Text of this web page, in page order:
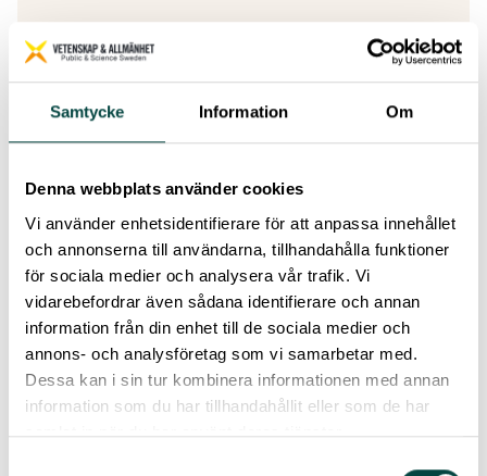
Samtycke Information Om
Denna webbplats använder cookies
Vi använder enhetsidentifierare för att anpassa innehållet
och annonserna till användarna, tillhandahålla funktioner
för sociala medier och analysera vår trafik. Vi
vidarebefordrar även sådana identifierare och annan
information från din enhet till de sociala medier och
annons- och analysföretag som vi samarbetar med.
Dessa kan i sin tur kombinera informationen med annan
information som du har tillhandahållit eller som de har
samlat in när du har använt deras tjänster.
As a Researcher, I mainly work with Public &
Science Sweden’sstudies and surveys.
I hold a PhD in Industrial Economics and
Management from KTH Royal Institute of
artificial intelligence from a gender
perspective. My background lies in
engineering and gender studies.
The relationship between science,
technological development and societal
equality is something that is of particular
interest to me. I am especially motivated by
projects which, in an engaging, creative, and
inclusive way, generate and communicate